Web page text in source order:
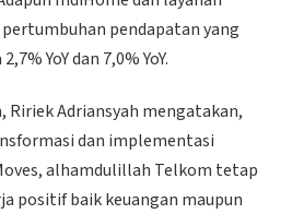
pendapatan yang
YoY dan 7,0% YoY.
Adriansyah mengatakan,
dan implementasi
alhamdulillah Telkom tetap
positif baik keuangan maupun